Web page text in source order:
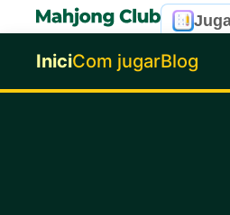
IniciCom jugarBlog